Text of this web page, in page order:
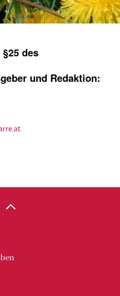
des
und Redaktion: